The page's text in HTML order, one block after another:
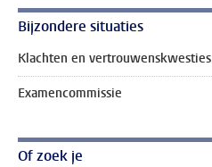
Bijzondere situaties
Klachten en vertrouwenskwesties
Examencommissie
Of zoek je